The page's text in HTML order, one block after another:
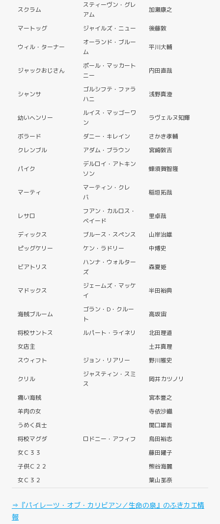
スクラム
スティーヴン・グレ
アム
加瀬康之
マートッグ ジャイルズ・ニュー 後藤敦
ウィル・ターナー
オーランド・ブルー
ム
平川大輔
ジャックおじさん
ポール・マッカート
ニー
内田直哉
シャンサ
ゴルシフテ・ファラ
ハニ
浅野真澄
幼いヘンリー
ルイス・マッゴーワ
ン
ラヴェルヌ知輝
ボラード ダニー・キレイン
さかき孝輔
クレンブル
アダム・ブラウン 宮崎敦吉
パイク
デルロイ・アトキン
ソン
蜂須賀智隆
マーティ
マーティン・クレ
バ
稲垣拓哉
レサロ
フアン・カルロス・
ベイード
里卓哉
ディックス ブルース・スペンス
山岸治雄
ピッグケリー
ケン・ラドリー 中博史
ビアトリス
ハンナ・ウォルター
ズ
森夏姫
マドックス
ジェームズ・マッケ
イ
半田裕典
海賊ブルーム
ゴラン・D・クルー
ト
高坂宙
将校サントス ルパート・ライネリ
北田理道
女店主
土井真理
スウィフト
ジョン・リアリー 野川雅史
クリル
ジャスティン・スミ
ス
岡井カツノリ
痛い海賊
宮本誉之
羊肉の女
寺依沙織
うめく兵士
関口雄吾
将校マグダ
ロドニー・アフィフ
烏田裕志
女Ｃ３３
藤田曜子
子供Ｃ２２
熊谷海麗
女Ｃ３２
葉山那奈
⇒『パイレーツ・オブ・カリビアン／生命の泉』のふきカエ情
報